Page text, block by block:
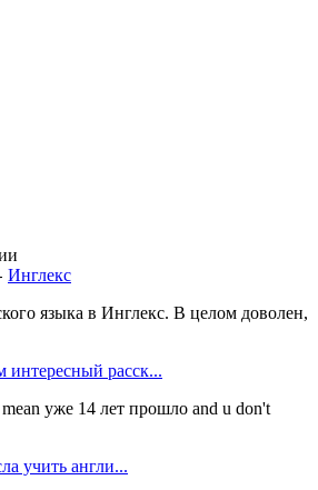
Инглекс
языка в Инглекс. В целом доволен,
расск...
уже 14 лет прошло and u don't
учить англи...